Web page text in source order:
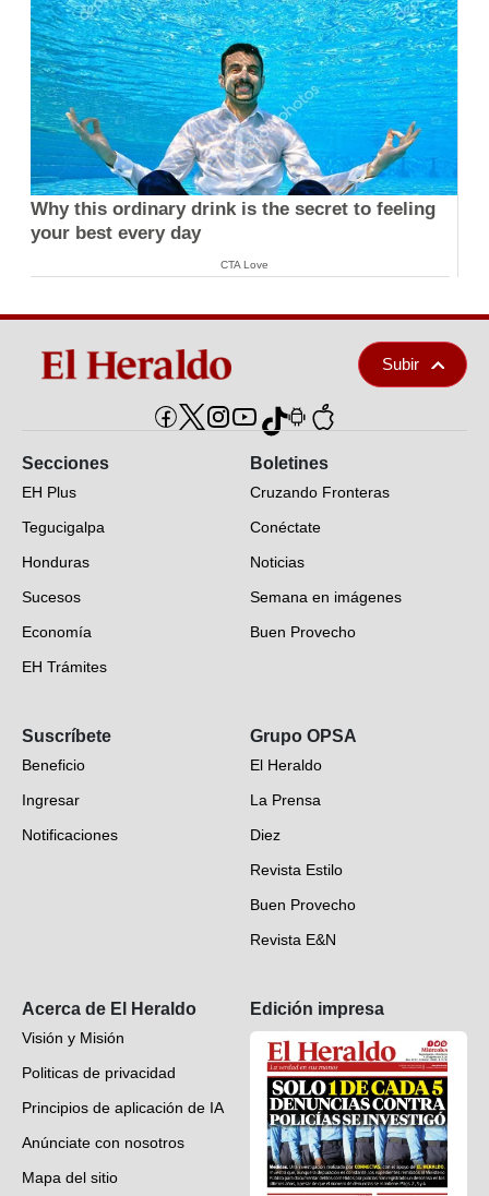
Why this ordinary drink is the secret to feeling
your best every day
CTA Love
Subir
Secciones
EH Plus
Tegucigalpa
Honduras
Sucesos
Economía
EH Trámites
EH Verifica
Fotogalerías
Deportes
Videos
Boletines
Cruzando Fronteras
Conéctate
Noticias
Semana en imágenes
Buen Provecho
Suscríbete
Beneficio
Ingresar
Notificaciones
Grupo OPSA
El Heraldo
La Prensa
Diez
Revista Estilo
Buen Provecho
Revista E&N
Acerca de El Heraldo
Visión y Misión
Politicas de privacidad
Principios de aplicación de IA
Anúnciate con nosotros
Mapa del sitio
Edición impresa